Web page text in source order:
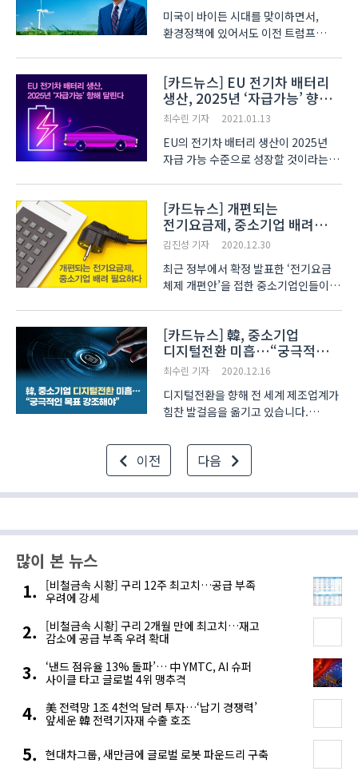
미국이 바이든 시대를 맞이하면서,
환경정책에 있어서도 이전 트럼프
대선에서 탄소 중립을 대표 공약으로
내건 바이든 대통령은 2035년까지
탄소 배출 발전시설을 중단하고 친..
[카드뉴스] EU 전기차 배터리
생산, 2025년 ‘자급가능’ 향해
달린다
최수린 기자 2021.01.13
EU의 전기차 배터리 생산이 2025년
자급 가능 수준으로 성장할 것이라는
배터리셀을 수입에 의존하지 않을 만큼
충분히 생산할 것이라는 예상인데요.
KOTRA가 최근 발표한..
[카드뉴스] 개편되는
전기요금제, 중소기업 배려
필요하다
김진성 기자 2020.12.30
최근 정부에서 확정 발표한 ‘전기요금
체제 개편안’을 접한 중소기업인들이 한
중기중앙회)는 최근 발표한 입장문을
통해 정부가 발표한 개편안에 대해
기후위기 극복 등 탄소..
[카드뉴스] 韓, 중소기업
디지털전환 미흡…“궁극적인
목표 강조해야”
최수린 기자 2020.12.16
디지털전환을 향해 전 세계 제조업계가
힘찬 발걸음을 옮기고 있습니다.
이러한 움직임이 코로나19로 인해 더욱
힘을 얻고 있다고 합니다.
스마트제조의 선도국인 독일도
인더스트리 4.0의 수용 속도가 코로..
이전 다음
많이 본 뉴스
[비철금속 시황] 구리 12주 최고치…공급 부족
우려에 강세
[비철금속 시황] 구리 2개월 만에 최고치…재고
감소에 공급 부족 우려 확대
‘낸드 점유율 13% 돌파’… 中 YMTC, AI 슈퍼
사이클 타고 글로벌 4위 맹추격
美 전력망 1조 4천억 달러 투자…‘납기 경쟁력’
앞세운 韓 전력기자재 수출 호조
현대차그룹, 새만금에 글로벌 로봇 파운드리 구축